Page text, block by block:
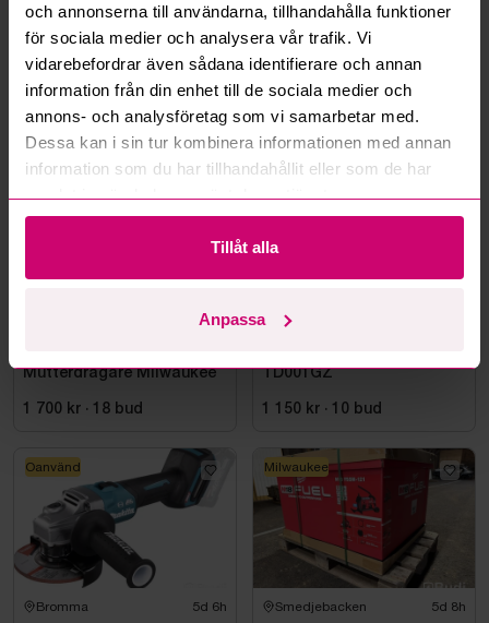
och annonserna till användarna, tillhandahålla funktioner
för sociala medier och analysera vår trafik. Vi
vidarebefordrar även sådana identifierare och annan
information från din enhet till de sociala medier och
annons- och analysföretag som vi samarbetar med.
Dessa kan i sin tur kombinera informationen med annan
information som du har tillhandahållit eller som de har
samlat in när du har använt deras tjänster.
Tillåt alla
Anpassa
Läs fler frågor och svar
Mer från samma kategori
12d 4h
Mutterdragare Milwaukee
1 700 kr · 18 bud
Bromma
TD001GZ
1 150 kr · 10 bud
Bromma 5d 6h
Oanvänd
Smedjebacken 5d 8h
Milwaukee